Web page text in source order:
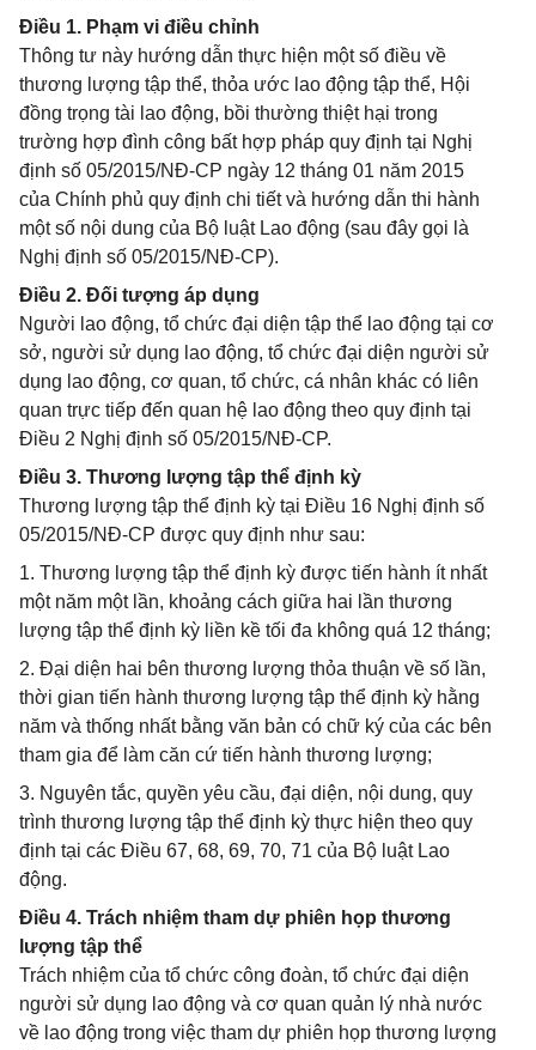
Điều 1. Phạm vi điều chỉnh
Thông tư này hướng dẫn thực hiện một số điều về
thương lượng tập thể, thỏa ước lao động tập thể, Hội
đồng trọng tài lao động, bồi thường thiệt hại trong
trường hợp đình công bất hợp pháp quy định tại Nghị
định số 05/2015/NĐ-CP ngày 12 tháng 01 năm 2015
của Chính phủ quy định chi tiết và hướng dẫn thi hành
một số nội dung của Bộ luật Lao động (sau đây gọi là
Nghị định số 05/2015/NĐ-CP).
Điều 2. Đối tượng áp dụng
Người lao động, tổ chức đại diện tập thể lao động tại cơ
sở, người sử dụng lao động, tổ chức đại diện người sử
dụng lao động, cơ quan, tổ chức, cá nhân khác có liên
quan trực tiếp đến quan hệ lao động theo quy định tại
Điều 2 Nghị định số 05/2015/NĐ-CP.
Điều 3. Thương lượng tập thể định kỳ
Thương lượng tập thể định kỳ tại Điều 16 Nghị định số
05/2015/NĐ-CP được quy định như sau:
1. Thương lượng tập thể định kỳ được tiến hành ít nhất
một năm một lần, khoảng cách giữa hai lần thương
lượng tập thể định kỳ liền kề tối đa không quá 12 tháng;
2. Đại diện hai bên thương lượng thỏa thuận về số lần,
thời gian tiến hành thương lượng tập thể định kỳ hằng
năm và thống nhất bằng văn bản có chữ ký của các bên
tham gia để làm căn cứ tiến hành thương lượng;
3. Nguyên tắc, quyền yêu cầu, đại diện, nội dung, quy
trình thương lượng tập thể định kỳ thực hiện theo quy
định tại các Điều 67, 68, 69, 70, 71 của Bộ luật Lao
động.
Điều 4. Trách nhiệm tham dự phiên họp thương
lượng tập thể
Trách nhiệm của tổ chức công đoàn, tổ chức đại diện
người sử dụng lao động và cơ quan quản lý nhà nước
về lao động trong việc tham dự phiên họp thương lượng